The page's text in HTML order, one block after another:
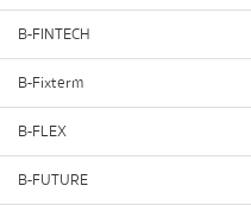
B-FINTECH
B-Fixterm
B-FLEX
B-FUTURE